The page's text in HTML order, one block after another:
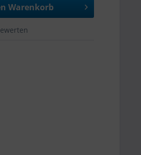
Warenkorb